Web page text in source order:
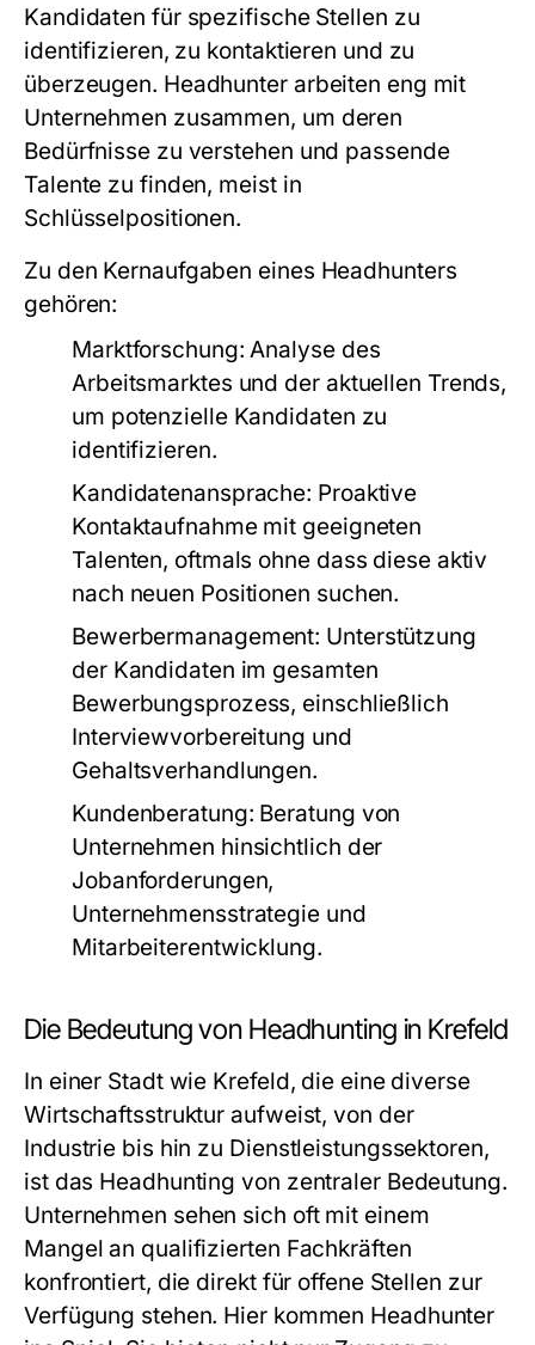
Kandidaten für spezifische Stellen zu
identifizieren, zu kontaktieren und zu
überzeugen. Headhunter arbeiten eng mit
Unternehmen zusammen, um deren
Bedürfnisse zu verstehen und passende
Talente zu finden, meist in
Schlüsselpositionen.
Zu den Kernaufgaben eines Headhunters
gehören:
Marktforschung: Analyse des
Arbeitsmarktes und der aktuellen Trends,
um potenzielle Kandidaten zu
identifizieren.
Kandidatenansprache: Proaktive
Kontaktaufnahme mit geeigneten
Talenten, oftmals ohne dass diese aktiv
nach neuen Positionen suchen.
Bewerbermanagement: Unterstützung
der Kandidaten im gesamten
Bewerbungsprozess, einschließlich
Interviewvorbereitung und
Gehaltsverhandlungen.
Kundenberatung: Beratung von
Unternehmen hinsichtlich der
Jobanforderungen,
Unternehmensstrategie und
Mitarbeiterentwicklung.
Die Bedeutung von Headhunting in Krefeld
In einer Stadt wie Krefeld, die eine diverse
Wirtschaftsstruktur aufweist, von der
Industrie bis hin zu Dienstleistungssektoren,
ist das Headhunting von zentraler Bedeutung.
Unternehmen sehen sich oft mit einem
Mangel an qualifizierten Fachkräften
konfrontiert, die direkt für offene Stellen zur
Verfügung stehen. Hier kommen Headhunter